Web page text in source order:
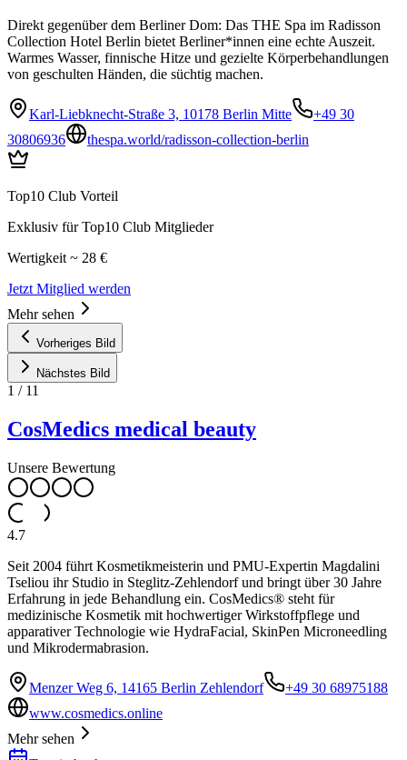
Direkt gegenüber dem Berliner Dom: Das THE Spa im Radisson
Collection Hotel Berlin bietet Berliner*innen eine echte Auszeit.
Warmes Wasser, finnische Hitze und gezielte Körperbehandlungen
von geschulten Händen, die süchtig machen.
Karl-Liebknecht-Straße 3, 10178 Berlin Mitte
+49 30
30806936
thespa.world/radisson-collection-berlin
Top10 Club Vorteil
Exklusiv für Top10 Club Mitglieder
Wertigkeit ~ 28 €
Jetzt Mitglied werden
Mehr sehen
Vorheriges Bild
Nächstes Bild
1 / 11
CosMedics medical beauty
Unsere Bewertung
4.7
Seit 2004 führt Kosmetikmeisterin und PMU-Expertin Magdalini
Tseliou ihr Studio in Steglitz-Zehlendorf und bringt über 30 Jahre
Erfahrung in jede Behandlung ein. CosMedics® steht für
medizinische Kosmetik mit hochwertiger Wirkstoffpflege und
apparativer Technologie wie HydraFacial, SkinPen Microneedling
und Mikrodermabrasion.
Menzer Weg 6, 14165 Berlin Zehlendorf
+49 30 68975188
www.cosmedics.online
Mehr sehen